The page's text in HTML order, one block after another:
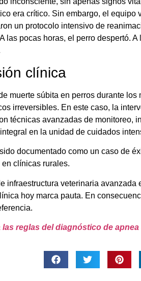
era crítico. Sin embargo, el equipo
un protocolo intensivo de
las pocas horas, el perro despertó. A
clínica
muerte súbita en perros durante los
irreversibles. En este caso, la
técnicas avanzadas de monitoreo,
en la unidad de cuidados
documentado como un caso de
clínicas rurales.
infraestructura veterinaria avanzada
hoy marca pauta. En
reglas del diagnóstico de